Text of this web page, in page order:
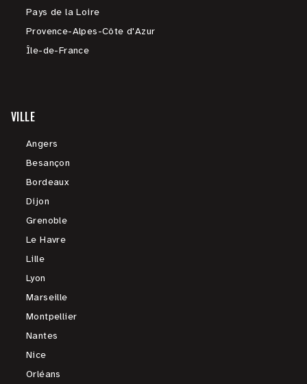
Pays de la Loire
Provence-Alpes-Côte d'Azur
Île-de-France
VILLE
Angers
Besançon
Bordeaux
Dijon
Grenoble
Le Havre
Lille
Lyon
Marseille
Montpellier
Nantes
Nice
Orléans